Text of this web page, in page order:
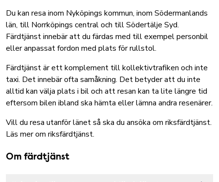
Du kan resa inom Nyköpings kommun, inom Södermanlands
län, till Norrköpings central och till Södertälje Syd.
Färdtjänst innebär att du färdas med till exempel personbil
eller anpassat fordon med plats för rullstol.
Färdtjänst är ett komplement till kollektivtrafiken och inte
taxi. Det innebär ofta samåkning. Det betyder att du inte
alltid kan välja plats i bil och att resan kan ta lite längre tid
eftersom bilen ibland ska hämta eller lämna andra resenärer.
Vill du resa utanför länet så ska du ansöka om riksfärdtjänst.
Läs mer om riksfärdtjänst.
Om färdtjänst